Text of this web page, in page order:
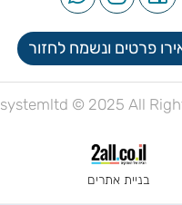
פרטים ונשמח לחזור
© 2025 All
בניית אתרים